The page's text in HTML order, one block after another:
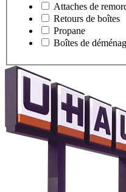
Attaches de
Retours de boîtes
Propane
Boîtes de